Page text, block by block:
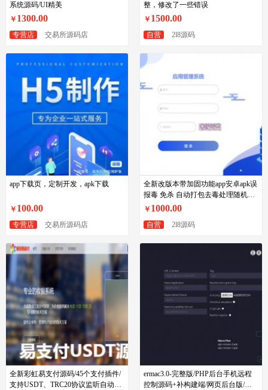
系统源码/UI精美
￥ 1300.00
专营店 交易所源码店
整，修改了一些错误
￥ 1500.00
自营 2l8源码
app下载页，定制开发，apk下载
￥ 100.00
专营店 交易所源码店
全新改版本带加固功能app安卓apk误
报毒 免杀 自动打包去毒处理随机更
换包名签名系统
￥ 1000.00
自营 2l8源码
全新彩虹易支付源码/45个支付插件/
支持USDT、TRC20协议监听自动回
ermac3.0-完整版/PHP后台手机远程
控制源码+补构建端/网页后台版/安